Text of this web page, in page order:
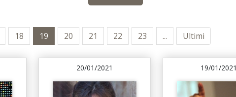
18 19 20 21 22 23 ... Ultimi
20/01/2021 19/01/2021